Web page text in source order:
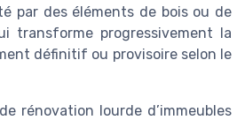
par des éléments de bois ou de
transforme progressivement la
définitif ou provisoire selon le
rénovation lourde d’immeubles